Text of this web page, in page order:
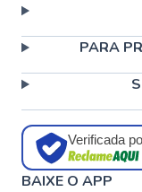
PARA
Verificada
BAIXE O APP